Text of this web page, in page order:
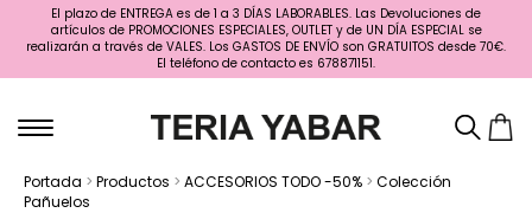
El plazo de ENTREGA es de 1 a 3 DÍAS LABORABLES. Las Devoluciones de
artículos de PROMOCIONES ESPECIALES, OUTLET y de UN DÍA ESPECIAL se
realizarán a través de VALES. Los GASTOS DE ENVÍO son GRATUITOS desde 70€.
El teléfono de contacto es 678871151.
Portada > Productos > ACCESORIOS TODO -50% > Colección
Pañuelos